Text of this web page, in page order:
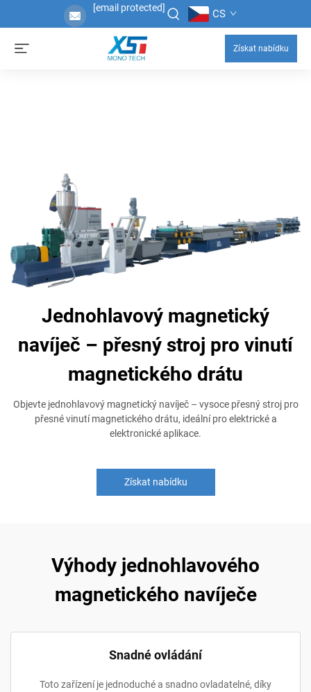
[email protected] CS
Získat nabídku
Jednohlavový magnetický
navíječ – přesný stroj pro vinutí
magnetického drátu
Objevte jednohlavový magnetický navíječ – vysoce přesný stroj pro
přesné vinutí magnetického drátu, ideální pro elektrické a
elektronické aplikace.
Získat nabídku
Výhody jednohlavového
magnetického navíječe
Snadné ovládání
Toto zařízení je jednoduché a snadno ovladatelné, díky